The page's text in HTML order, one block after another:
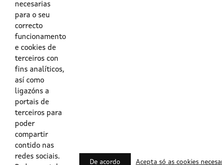
necesarias
para o seu
correcto
funcionamento
e cookies de
terceiros con
fins analíticos,
así como
ligazóns a
portais de
terceiros para
poder
compartir
contido nas
redes sociais.
De acordo Acepta só as cookies